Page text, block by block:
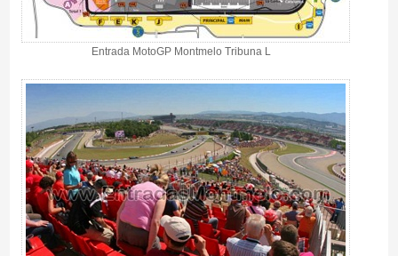
Entrada MotoGP Montmelo Tribuna L